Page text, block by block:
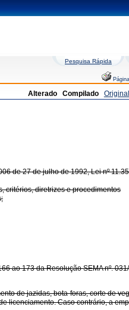
Pesquisa Rápida
Alterado Compilado Original
de 27 de julho de 1992, Lei nº
critérios, diretrizes e procedimentos
ao 173 da Resolução SEMA nº.
de jazidas, bota-foras, corte de
licenciamento. Caso contrário, a